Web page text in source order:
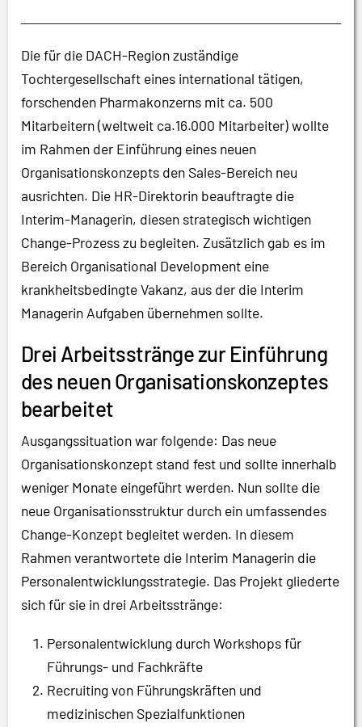
Die für die DACH-Region zuständige
Tochtergesellschaft eines international tätigen,
forschenden Pharmakonzerns mit ca. 500
Mitarbeitern (weltweit ca.16.000 Mitarbeiter) wollte
im Rahmen der Einführung eines neuen
Organisationskonzepts den Sales-Bereich neu
ausrichten. Die HR-Direktorin beauftragte die
Interim-Managerin, diesen strategisch wichtigen
Change-Prozess zu begleiten. Zusätzlich gab es im
Bereich Organisational Development eine
krankheitsbedingte Vakanz, aus der die Interim
Managerin Aufgaben übernehmen sollte.
Drei Arbeitsstränge zur Einführung
des neuen Organisationskonzeptes
bearbeitet
Ausgangssituation war folgende: Das neue
Organisationskonzept stand fest und sollte innerhalb
weniger Monate eingeführt werden. Nun sollte die
neue Organisationsstruktur durch ein umfassendes
Change-Konzept begleitet werden. In diesem
Rahmen verantwortete die Interim Managerin die
Personalentwicklungsstrategie. Das Projekt gliederte
sich für sie in drei Arbeitsstränge:
Personalentwicklung durch Workshops für
Führungs- und Fachkräfte
Recruiting von Führungskräften und
medizinischen Spezialfunktionen